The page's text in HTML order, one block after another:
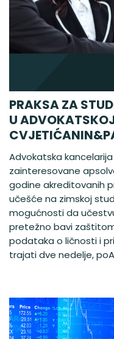
PRAKSA ZA
U
Advokatska
zainteresovane
godine akreditovanih
učešće na zimskoj
mogućnosti da
pretežno bavi
podataka o ličnosti i
trajati dve nedelje,